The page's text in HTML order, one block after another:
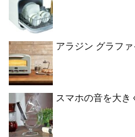
アラジン グラフ
スマホの音を大き